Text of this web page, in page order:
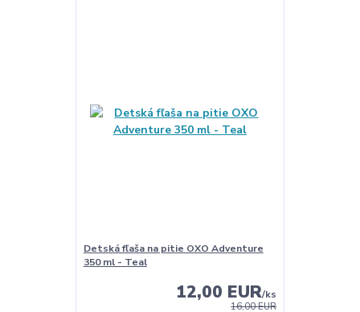
Detská fľaša na pitie OXO Adventure
350 ml - Teal
16,00 EUR
12,00 EUR/ks